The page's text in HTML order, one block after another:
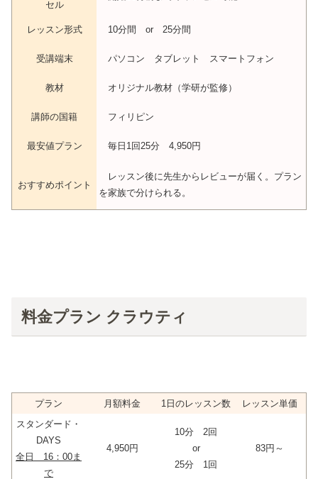
セル
レッスン形式 10分間 or 25分間
受講端末 パソコン タブレット スマートフォン
教材 オリジナル教材（学研が監修）
講師の国籍 フィリピン
最安値プラン 毎日1回25分 4,950円
おすすめポイント
レッスン後に先生からレビューが届く。プラン
を家族で分けられる。
料金プラン クラウティ
プラン 月額料金 1日のレッスン数
レッスン単価
スタンダード・
DAYS
全日 16：00ま
で
4,950円
10分 2回
or
25分 1回
83円～